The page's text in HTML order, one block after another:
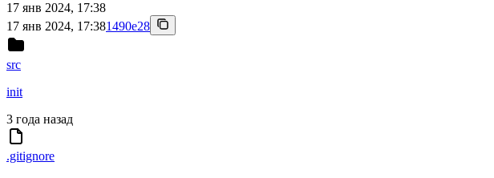
17 янв 2024, 17:38
17 янв 2024, 17:381490e28
src
init
3 года назад
.gitignore